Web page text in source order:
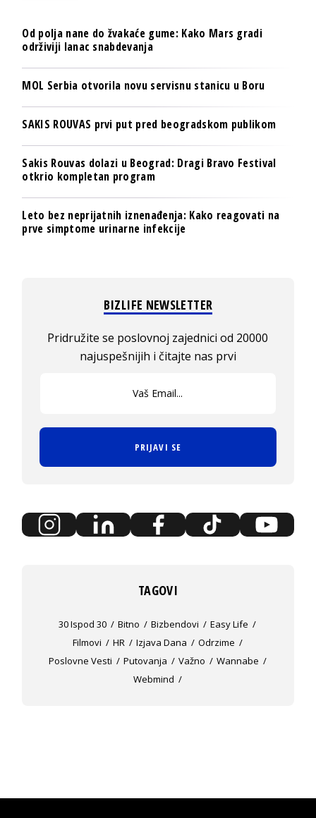
Od polja nane do žvakaće gume: Kako Mars gradi
održiviji lanac snabdevanja
MOL Serbia otvorila novu servisnu stanicu u Boru
SAKIS ROUVAS prvi put pred beogradskom publikom
Sakis Rouvas dolazi u Beograd: Dragi Bravo Festival
otkrio kompletan program
Leto bez neprijatnih iznenađenja: Kako reagovati na
prve simptome urinarne infekcije
BIZLIFE NEWSLETTER
Pridružite se poslovnoj zajednici od 20000
najuspešnijih i čitajte nas prvi
PRIJAVI SE
TAGOVI
30 Ispod 30 Bitno Bizbendovi
Easy Life
Filmovi
HR Izjava Dana
Odrzime
Poslovne Vesti
Putovanja Važno
Wannabe
Webmind